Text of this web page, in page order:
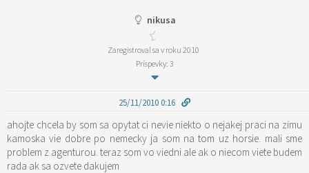
nikusa
Zaregistroval sa v roku 2010
Príspevky: 3
25/11/2010 0:16
ahojte chcela by som sa opytat ci nevie niekto o nejakej praci na zimu
kamoska vie dobre po nemecky ja som na tom uz horsie. mali sme
problem z agenturou. teraz som vo viedni ale ak o niecom viete budem
rada ak sa ozvete dakujem